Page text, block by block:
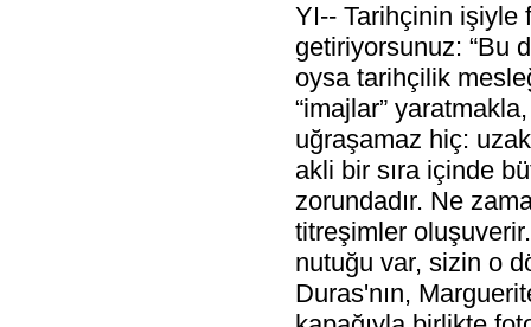
YI-- Tarihçinin işiyle
getiriyorsunuz: “Bu
oysa tarihçilik
“imajlar”
uğraşamaz hiç:
akli bir sıra içinde
zorundadır. Ne
titreşimler
nutuğu var, sizin o
Duras'nın,